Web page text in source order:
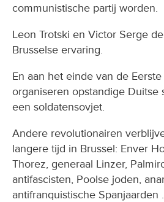
communistische partij worden.
Leon Trotski en Victor Serge
Brusselse ervaring.
En aan het einde van de
organiseren opstandige Duitse
een soldatensovjet.
Andere revolutionairen
langere tijd in Brussel: Enver
Thorez, generaal Linzer,
antifascisten, Poolse joden,
antifranquistische Spanjaarden